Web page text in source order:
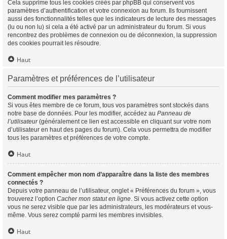
Cela supprime tous les cookies créés par phpBB qui conservent vos
paramètres d’authentification et votre connexion au forum. Ils fournissent
aussi des fonctionnalités telles que les indicateurs de lecture des messages
(lu ou non lu) si cela a été activé par un administrateur du forum. Si vous
rencontrez des problèmes de connexion ou de déconnexion, la suppression
des cookies pourrait les résoudre.
Haut
Paramètres et préférences de l’utilisateur
Comment modifier mes paramètres ?
Si vous êtes membre de ce forum, tous vos paramètres sont stockés dans
notre base de données. Pour les modifier, accédez au Panneau de
l’utilisateur(généralement ce lien est accessible en cliquant sur votre nom
d’utilisateur en haut des pages du forum). Cela vous permettra de modifier
tous les paramètres et préférences de votre compte.
Haut
Comment empêcher mon nom d’apparaître dans la liste des membres
connectés ?
Depuis votre panneau de l’utilisateur, onglet « Préférences du forum », vous
trouverez l’option Cacher mon statut en ligne. Si vous activez cette option
vous ne serez visible que par les administrateurs, les modérateurs et vous-
même. Vous serez compté parmi les membres invisibles.
Haut